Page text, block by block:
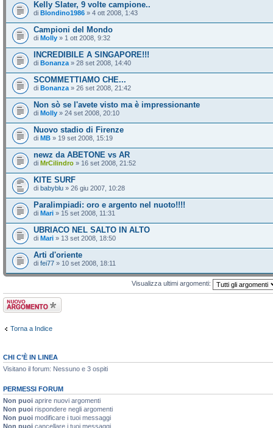
Kelly Slater, 9 volte campione..
di Blondino1986 » 4 ott 2008, 1:43
Campioni del Mondo
di Molly » 1 ott 2008, 9:32
INCREDIBILE A SINGAPORE!!!
di Bonanza » 28 set 2008, 14:40
SCOMMETTIAMO CHE...
di Bonanza » 26 set 2008, 21:42
Non sò se l'avete visto ma è impressionante
di Molly » 24 set 2008, 20:10
Nuovo stadio di Firenze
di MB » 19 set 2008, 15:19
newz da ABETONE vs AR
di MrCilindro » 16 set 2008, 21:52
KITE SURF
di babyblu » 26 giu 2007, 10:28
Paralimpiadi: oro e argento nel nuoto!!!!
di Mari » 15 set 2008, 11:31
UBRIACO NEL SALTO IN ALTO
di Mari » 13 set 2008, 18:50
Arti d'oriente
di fei77 » 10 set 2008, 18:11
Visualizza ultimi argomenti:
Scrivi un nuovo
argomento
Torna a Indice
CHI C’È IN LINEA
Visitano il forum: Nessuno e 3 ospiti
PERMESSI FORUM
Non puoi aprire nuovi argomenti
Non puoi rispondere negli argomenti
Non puoi modificare i tuoi messaggi
Non puoi cancellare i tuoi messaggi